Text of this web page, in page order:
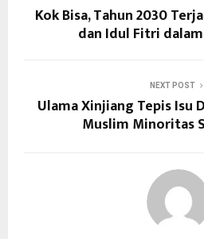
Kok Bisa, Tahun 2030
dan Idul Fitri
NEXT POST
Ulama Xinjiang Tepis Isu
Muslim Minoritas